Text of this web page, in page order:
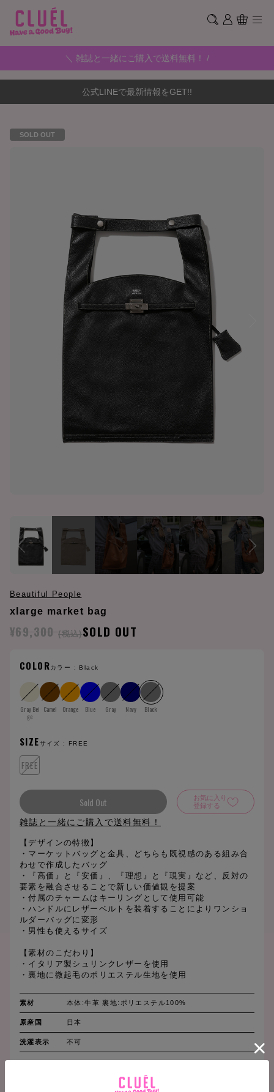
＼ 雑誌と一緒にご購入で送料無料！ /
公式LINEで最新情報をGET!!
SOLD OUT
Beautiful People
xlarge market bag
¥69,300 (税込)SOLD OUT
COLORカラー : Black
Gray Bei
ge
Camel Orange Blue Gray Navy Black
SIZEサイズ : FREE
FREE
Sold Out
お気に入り
登録する
雑誌と一緒にご購入で送料無料！
【デザインの特徴】
・マーケットバッグと金具、どちらも既視感のある組み合
わせで作成したバッグ
・『高価』と『安価』、『理想』と『現実』など、反対の
要素を融合させることで新しい価値観を提案
・付属のチャームはキーリングとして使用可能
・ハンドルにレザーベルトを装着することによりワンショ
ルダーバッグに変形
・男性も使えるサイズ
【素材のこだわり】
・イタリア製シュリンクレザーを使用
・裏地に微起毛のポリエステル生地を使用
素材 本体:牛革 裏地:ポリエステル100%
原産国 日本
洗濯表示 不可